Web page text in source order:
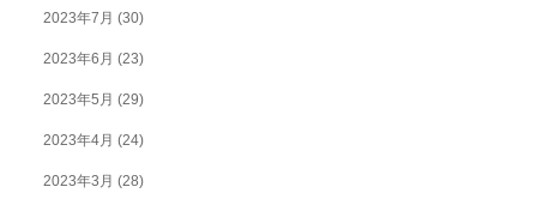
2023年7月 (30)
2023年6月 (23)
2023年5月 (29)
2023年4月 (24)
2023年3月 (28)